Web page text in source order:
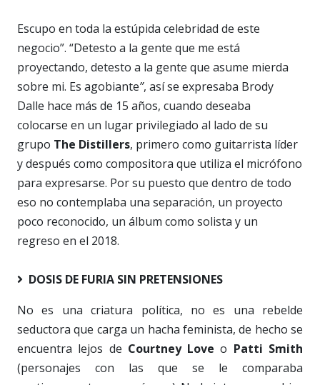
Escupo en toda la estúpida celebridad de este
negocio”. “Detesto a la gente que me está
proyectando, detesto a la gente que asume mierda
sobre mi. Es agobiante”, así se expresaba Brody
Dalle hace más de 15 años, cuando deseaba
colocarse en un lugar privilegiado al lado de su
grupo The Distillers, primero como guitarrista líder
y después como compositora que utiliza el micrófono
para expresarse. Por su puesto que dentro de todo
eso no contemplaba una separación, un proyecto
poco reconocido, un álbum como solista y un
regreso en el 2018.
DOSIS DE FURIA SIN PRETENSIONES
No es una criatura política, no es una rebelde
seductora que carga un hacha feminista,de hecho se
encuentra lejos de Courtney Love o Patti Smith
(personajes con las que se le comparaba